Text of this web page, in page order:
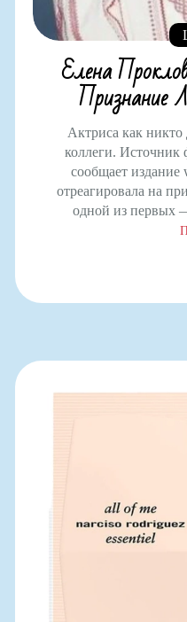
Елена
Признание
Актриса как
коллеги. Источник
сообщает издание
отреагировала на
одной из первых